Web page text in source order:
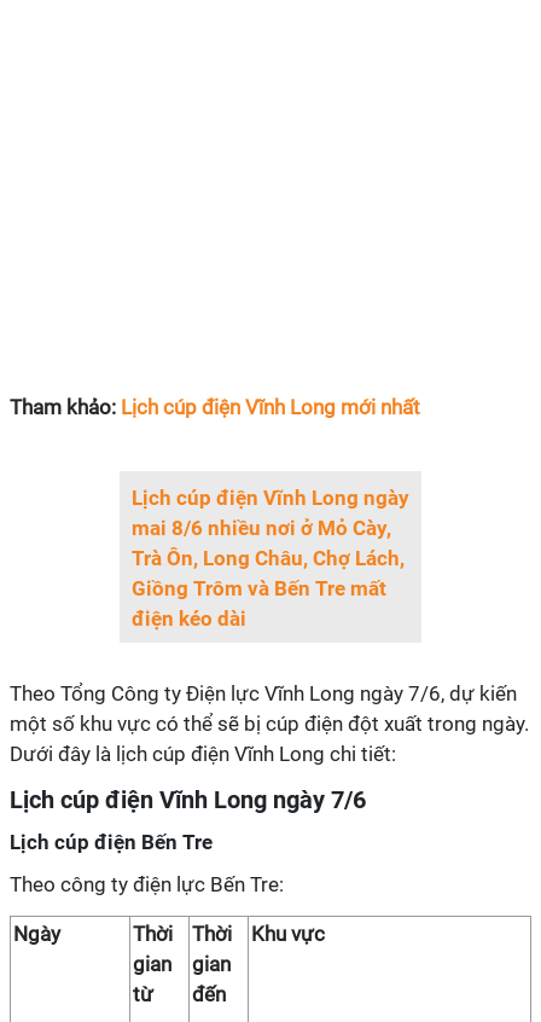
Tham khảo: Lịch cúp điện Vĩnh Long mới nhất
Lịch cúp điện Vĩnh Long ngày
mai 8/6 nhiều nơi ở Mỏ Cày,
Trà Ôn, Long Châu, Chợ Lách,
Giồng Trôm và Bến Tre mất
điện kéo dài
Theo Tổng Công ty Điện lực Vĩnh Long ngày 7/6, dự kiến
một số khu vực có thể sẽ bị cúp điện đột xuất trong ngày.
Dưới đây là lịch cúp điện Vĩnh Long chi tiết:
Lịch cúp điện Vĩnh Long ngày 7/6
Lịch cúp điện Bến Tre
Theo công ty điện lực Bến Tre:
Ngày
Thời
gian
từ
Thời
gian
đến
Khu vực